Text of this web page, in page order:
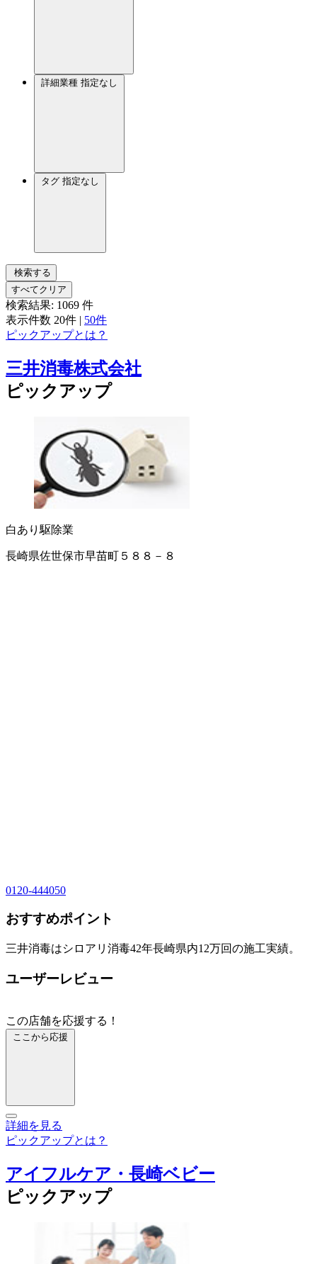
詳細業種 指定なし
タグ 指定なし
検索する
すべてクリア
検索結果: 1069 件
表示件数 20件 | 50件
ピックアップとは？
三井消毒株式会社
ピックアップ
白あり駆除業
長崎県佐世保市早苗町５８８－８
0120-444050
おすすめポイント
三井消毒はシロアリ消毒42年長崎県内12万回の施工実績。
ユーザーレビュー
この店舗を応援する！
ここから応援
詳細を見る
ピックアップとは？
アイフルケア・長崎ベビー
ピックアップ